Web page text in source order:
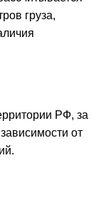
груза,
РФ, за
от